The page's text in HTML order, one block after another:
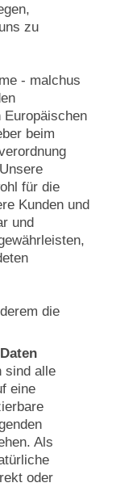
zu
- malchus
beim
für die
Kunden und
und
die
sind alle
eine
Als
oder